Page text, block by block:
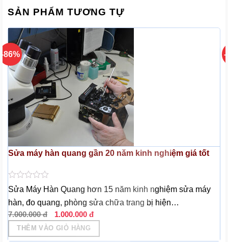
SẢN PHẨM TƯƠNG TỰ
-86%
Sửa máy hàn quang gần 20 năm kinh nghiệm giá tốt
Được
xếp
hạng
0
5
sao
Sửa Máy Hàn Quang hơn 15 năm kinh nghiệm sửa máy
hàn, đo quang, phòng sửa chữa trang bị hiện…
7.000.000đ
Giá
gốc
là:
7.000.000 đ.
1.000.000 đ
hiện
là:
THÊM VÀO GIỎ HÀNG